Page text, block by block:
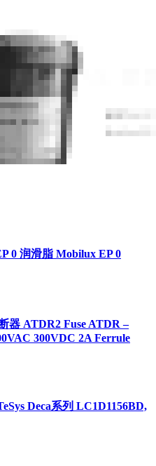
0 润滑脂 Mobilux EP 0
器 ATDR2 Fuse ATDR –
300VDC 2A Ferrule
Deca系列 LC1D1156BD,